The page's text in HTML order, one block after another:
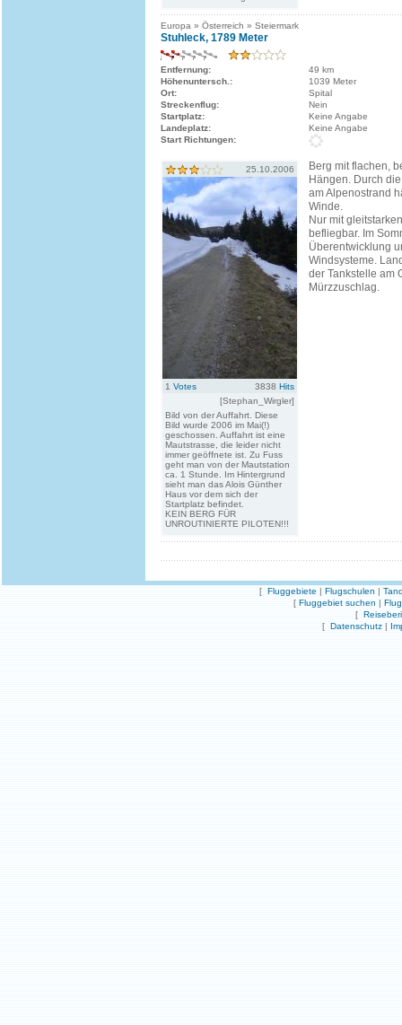
Europa » Österreich » Steiermark
Stuhleck, 1789 Meter
Entfernung:
49 km
Höhenuntersch.:
1039 Meter
Ort:
Spital
Streckenflug:
Nein
Startplatz:
Keine Angabe
Landeplatz:
Keine Angabe
Start Richtungen:
25.10.2006
1 Votes 3838 Hits
[Stephan_Wirgler]
Bild von der Auffahrt. Diese
Bild wurde 2006 im Mai(!)
geschossen. Auffahrt ist eine
Mautstrasse, die leider nicht
immer geöffnete ist. Zu Fuss
geht man von der Mautstation
ca. 1 Stunde. Im Hintergrund
sieht man das Alois Günther
Haus vor dem sich der
Startplatz befindet.
KEIN BERG FÜR
UNROUTINIERTE PILOTEN!!!
Berg mit flachen,
Hängen. Durch
am Alpenostrand
Winde.
Nur mit
befliegbar. Im
Überentwicklung
Windsysteme.
der Tankstelle am
Mürzzuschlag.
[ Fluggebiete | Flugschulen |
[ Fluggebiet suchen |
[
[ Datenschutz |